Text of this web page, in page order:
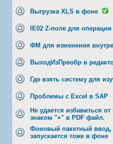
Выгрузка XLS в фоне
IE02 Z-поле для
ФМ для изменения
ВыходИзПреобр в
Где взять систему для
Проблемы с Excel в SAP
Не удается избавиться
знаком "+" в PDF файл.
Фоновый пакетный ввод,
запускается тоже в фоне